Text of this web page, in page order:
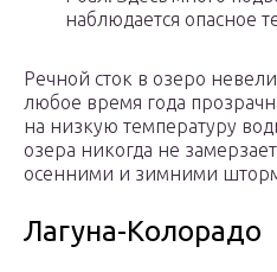
наблюдается опасное
Речной сток в озеро
любое время года
на низкую температуру
озера никогда не
осенними и зимними
Лагуна-Колорадо